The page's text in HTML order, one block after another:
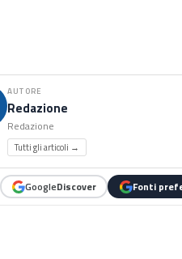
AUTORE
Redazione
Redazione
Tutti gli articoli →
GoogleDiscover Fonti